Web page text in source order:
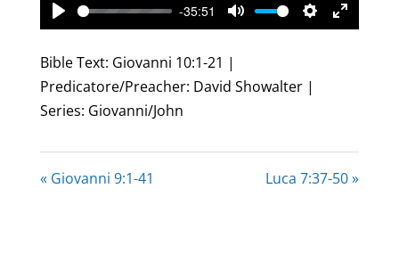
Play
-35:51
Mute Settings
Enter
Bible Text: Giovanni 10:1-21 |
Predicatore/Preacher: David Showalter |
Series: Giovanni/John
« Giovanni 9:1-41 Luca 7:37-50 »